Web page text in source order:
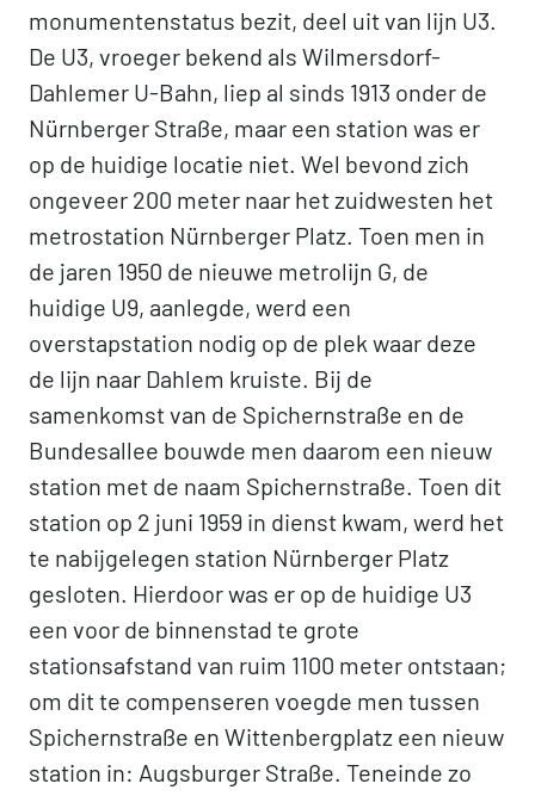
monumentenstatus bezit, deel uit van lijn U3.
De U3, vroeger bekend als Wilmersdorf-
Dahlemer U-Bahn, liep al sinds 1913 onder de
Nürnberger Straße, maar een station was er
op de huidige locatie niet. Wel bevond zich
ongeveer 200 meter naar het zuidwesten het
metrostation Nürnberger Platz. Toen men in
de jaren 1950 de nieuwe metrolijn G, de
huidige U9, aanlegde, werd een
overstapstation nodig op de plek waar deze
de lijn naar Dahlem kruiste. Bij de
samenkomst van de Spichernstraße en de
Bundesallee bouwde men daarom een nieuw
station met de naam Spichernstraße. Toen dit
station op 2 juni 1959 in dienst kwam, werd het
te nabijgelegen station Nürnberger Platz
gesloten. Hierdoor was er op de huidige U3
een voor de binnenstad te grote
stationsafstand van ruim 1100 meter ontstaan;
om dit te compenseren voegde men tussen
Spichernstraße en Wittenbergplatz een nieuw
station in: Augsburger Straße. Teneinde zo